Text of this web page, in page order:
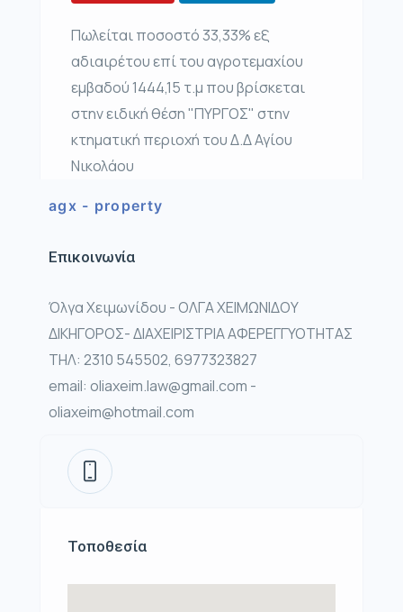
Πωλείται ποσοστό 33,33% εξ
αδιαιρέτου επί του αγροτεμαχίου
εμβαδού 1444,15 τ.μ που βρίσκεται
στην ειδική θέση "ΠΥΡΓΟΣ" στην
κτηματική περιοχή του Δ.Δ Αγίου
Νικολάου
agx - property
Επικοινωνία
Όλγα Χειμωνίδου - ΟΛΓΑ ΧΕΙΜΩΝΙΔΟΥ
ΔΙΚΗΓΟΡΟΣ- ΔΙΑΧΕΙΡΙΣΤΡΙΑ ΑΦΕΡΕΓΓΥΟΤΗΤΑΣ
ΤΗΛ: 2310 545502, 6977323827
email: oliaxeim.law@gmail.com -
oliaxeim@hotmail.com
Τοποθεσία